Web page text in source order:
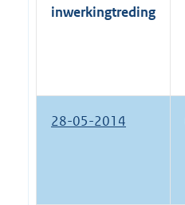
inwerkingtreding
28-05-2014